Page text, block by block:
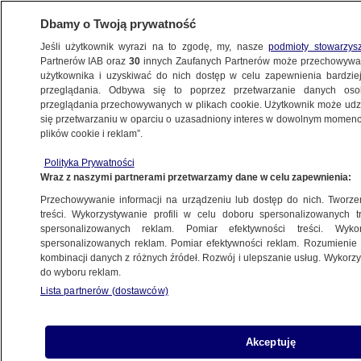
BIZNES
Z KRAJU
działania, to podwyżka cen biletów
wyniosłaby 50 procent"
12.01.2023, 16:25
Udostępnij
Dbamy o Twoją prywatność
Jeśli użytkownik wyrazi na to zgodę, my, naszepodmioty
Partnerów IAB oraz30 innych Zaufanych Partnerów może
użytkownika i uzyskiwać do nich dostęp w celu zapewnienia
przeglądania. Odbywa się to poprzez przetwarzanie danych
przeglądania przechowywanych w plikach cookie. Użytkownik może
się przetwarzaniu w oparciu o uzasadniony interes w dowolnym
plików cookie i reklam”.
Polityka Prywatności
Wraz z naszymi partnerami przetwarzamy dane w celu zapewnienia:
Przechowywanie informacji na urządzeniu lub dostęp do nich.
treści. Wykorzystywanie profili w celu doboru spersonalizowanych
spersonalizowanych reklam. Pomiar efektywności treści.
spersonalizowanych reklam. Pomiar efektywności reklam.
kombinacji danych z różnych źródeł. Rozwój i ulepszanie usług.
do wyboru reklam.
Lista partnerów (dostawców)
Akceptuję